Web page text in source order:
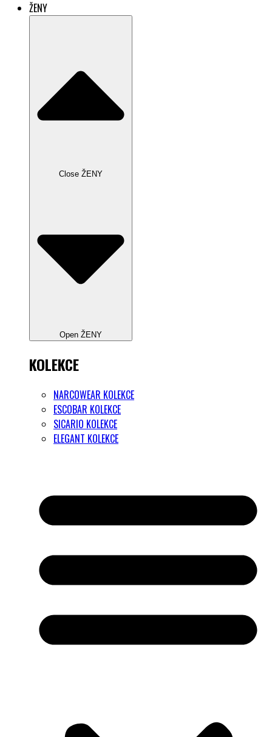
ŽENY
Close ŽENY
Open ŽENY
KOLEKCE
NARCOWEAR KOLEKCE
ESCOBAR KOLEKCE
SICARIO KOLEKCE
ELEGANT KOLEKCE